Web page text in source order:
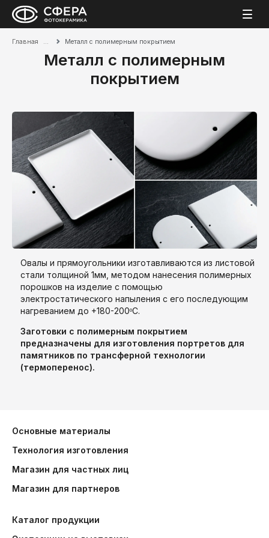
Главная Металл с полимерным покрытием
Металл с полимерным
покрытием
Овалы и прямоугольники изготавливаются из листовой
стали толщиной 1мм, методом нанесения полимерных
порошков на изделие с помощью
электростатического напыления с его последующим
нагреванием до +180-200оС.
Заготовки с полимерным покрытием
предназначены для изготовления портретов для
памятников по трансферной технологии
(термоперенос).
Основные материалы
Технология изготовления
Магазин для частных лиц
Магазин для партнеров
Каталог продукции